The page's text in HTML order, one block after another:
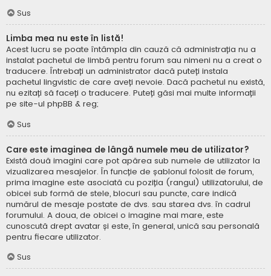
Sus
Limba mea nu este în listă!
Acest lucru se poate întâmpla din cauză că administrația nu a
instalat pachetul de limbă pentru forum sau nimeni nu a creat o
traducere. Întrebați un administrator dacă puteți instala
pachetul lingvistic de care aveți nevoie. Dacă pachetul nu există,
nu ezitați să faceți o traducere. Puteți găsi mai multe informații
pe site-ul phpBB & reg;
Sus
Care este imaginea de lângă numele meu de utilizator?
Există două imagini care pot apărea sub numele de utilizator la
vizualizarea mesajelor. În funcție de șablonul folosit de forum,
prima imagine este asociată cu poziția (rangul) utilizatorului, de
obicei sub formă de stele, blocuri sau puncte, care indică
numărul de mesaje postate de dvs. sau starea dvs. în cadrul
forumului. A doua, de obicei o imagine mai mare, este
cunoscută drept avatar și este, în general, unică sau personală
pentru fiecare utilizator.
Sus